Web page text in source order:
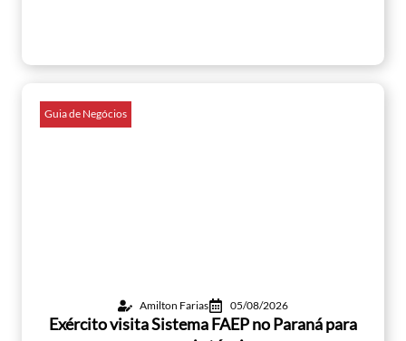
Guia de Negócios
Amilton Farias 05/08/2026
Exército visita Sistema FAEP no Paraná para